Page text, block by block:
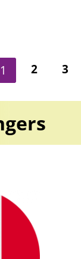
Page courante
1 Page
2 Page
3